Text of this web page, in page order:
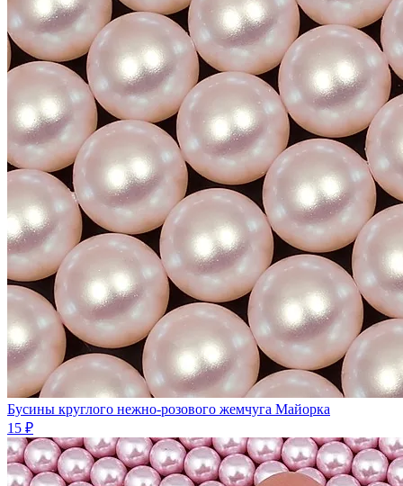
Бусины круглого нежно-розового жемчуга Майорка
15 ₽